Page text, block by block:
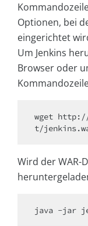
Optionen, bei
eingerichtet
Um Jenkins
Browser oder
wget
t/
Wird der WAR-
java -jar